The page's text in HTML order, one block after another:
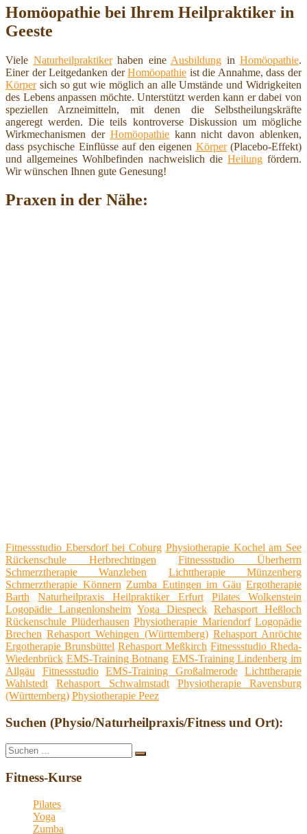
Homöopathie bei Ihrem Heilpraktiker in
Geeste
Viele Naturheilpraktikerhaben eine Ausbildung in Homöopathie.
Einer der Leitgedanken derHomöopathie ist die Annahme, dass der
Körpersich so gut wie möglich an alle Umstände und Widrigkeiten
des Lebens anpassen möchte. Unterstützt werden kann er dabei von
speziellen Arzneimitteln, mit denen die Selbstheilungskräfte
angeregt werden. Die teils kontroverse Diskussion um mögliche
Wirkmechanismen der Homöopathiekann nicht davon ablenken,
dass psychische Einflüsse auf den eigenen Körper(Placebo-Effekt)
und allgemeines Wohlbefinden nachweislich die Heilungfördern.
Wir wünschen Ihnen gute Genesung!
Praxen in der Nähe:
Fitnessstudio Ebersdorf bei Coburg Physiotherapie Kochel am See
Rückenschule Herbrechtingen
Fitnessstudio Überherrn
Schmerztherapie Wanzleben
Lichttherapie Münzenberg
Schmerztherapie Könnern Zumba Eutingen im Gäu Ergotherapie
Barth
Naturheilpraxis Heilpraktiker Erfurt
Pilates Wolkenstein
Logopädie Langenlonsheim Yoga Diespeck Rehasport Heßloch
Rückenschule Plüderhausen Physiotherapie Mariendorf Logopädie
Brechen Rehasport Wehingen (Württemberg) Rehasport Anröchte
Ergotherapie Brunsbüttel Rehasport Meßkirch Fitnessstudio Rheda-
Wiedenbrück EMS-Training Botnang EMS-Training Lindenberg im
Allgäu
Fitnessstudio EMS-Training Großalmerode
Lichttherapie
Wahlstedt
Rehasport Schwalmstadt
Physiotherapie Ravensburg
(Württemberg) Physiotherapie Peez
Suchen (Physio/Naturheilpraxis/Fitness und Ort):
Suche
nach:
Suchen
Fitness-Kurse
Pilates
Yoga
Zumba